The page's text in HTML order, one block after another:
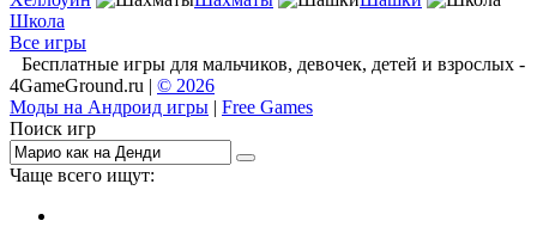
Школа
Все игры
Бесплатные игры для мальчиков, девочек, детей и взрослых -
4GameGround.ru | © 2026
Моды на Андроид игры | Free Games
Поиск игр
Чаще всего ищут: